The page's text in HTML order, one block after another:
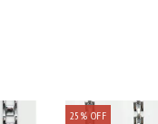
25 % OFF